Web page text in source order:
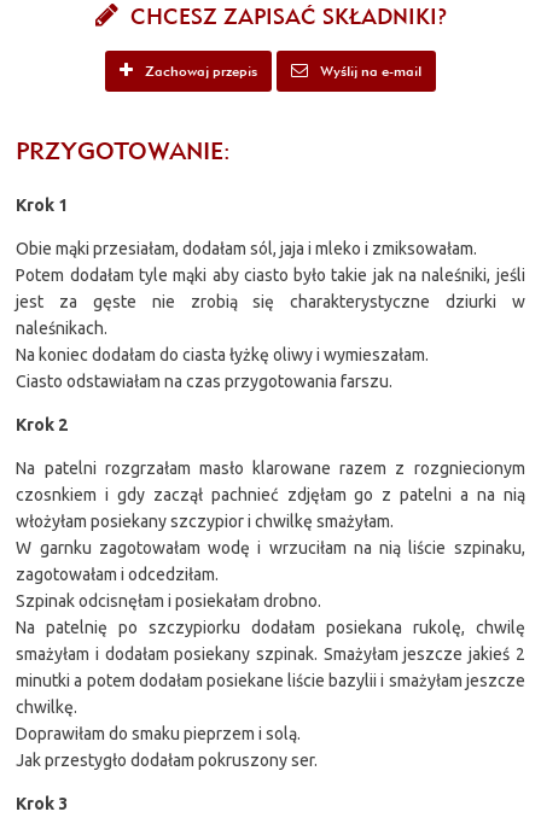
CHCESZ ZAPISAĆ SKŁADNIKI?
Zachowaj przepis Wyślij na e-mail
PRZYGOTOWANIE:
Krok 1
Obie mąki przesiałam, dodałam sól, jaja i mleko i zmiksowałam.
Potem dodałam tyle mąki aby ciasto było takie jak na naleśniki, jeśli
jest za gęste nie zrobią się charakterystyczne dziurki w
naleśnikach.
Na koniec dodałam do ciasta łyżkę oliwy i wymieszałam.
Ciasto odstawiałam na czas przygotowania farszu.
Krok 2
Na patelni rozgrzałam masło klarowane razem z rozgniecionym
czosnkiem i gdy zaczął pachnieć zdjęłam go z patelni a na nią
włożyłam posiekany szczypior i chwilkę smażyłam.
W garnku zagotowałam wodę i wrzuciłam na nią liście szpinaku,
zagotowałam i odcedziłam.
Szpinak odcisnęłam i posiekałam drobno.
Na patelnię po szczypiorku dodałam posiekana rukolę, chwilę
smażyłam i dodałam posiekany szpinak. Smażyłam jeszcze jakieś 2
minutki a potem dodałam posiekane liście bazylii i smażyłam jeszcze
chwilkę.
Doprawiłam do smaku pieprzem i solą.
Jak przestygło dodałam pokruszony ser.
Krok 3